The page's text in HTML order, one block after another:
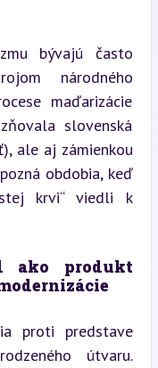
bývajú často
národného
maďarizácie
slovenská
ale aj zámienkou
obdobia, keď
krvi“ viedli k
ako produkt
proti predstave
útvaru.